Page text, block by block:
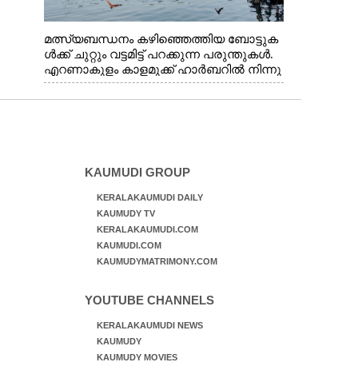
മത്സ്യബന്ധനം കഴിഞ്ഞെത്തിയ ബോട്ടുക
ൾക്ക് ചുറ്റും വട്ടമിട്ട് പറക്കുന്ന പരുന്തുകൾ.
എറണാകുളം കാളമുക്ക് ഹാർബറിൽ നിന്നു
ള്ള കാഴ്ച
KAUMUDI GROUP
KERALAKAUMUDI DAILY
KAUMUDY TV
KERALAKAUMUDI.COM
KAUMUDI.COM
KAUMUDYMATRIMONY.COM
YOUTUBE CHANNELS
KERALAKAUMUDI NEWS
KAUMUDY
KAUMUDY MOVIES